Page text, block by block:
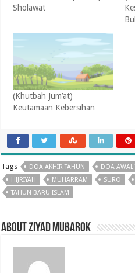
Sholawat
(Khutbah Jum’at)
Keutamaan Kebersihan
Tags DOA AKHIR TAHUN DOA AWAL
HIJRIYAH
MUHARRAM SURO
TAHUN BARU ISLAM
About Ziyad Mubarok